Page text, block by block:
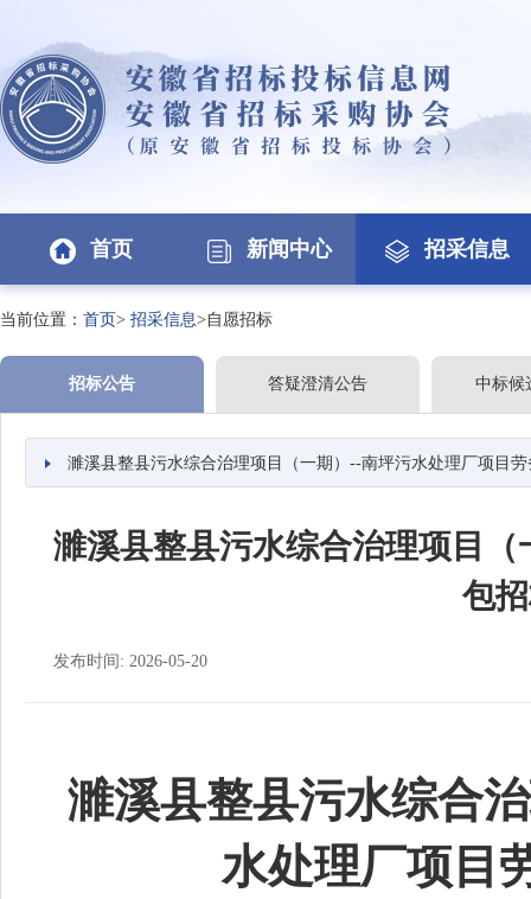
首页 新闻中心 招采信息
当前位置： 首页> 招采信息>自愿招标
招标公告 答疑澄清公告 中标候
濉溪县整县污水综合治理项目（一期）--南坪污水处理厂项目
濉溪县整县污水综合治理项目
包
发布时间: 2026-05-20
濉溪县整县污水综合
水处理厂项目